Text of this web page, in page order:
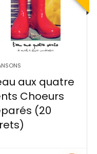
aux quatre
Choeurs
(20